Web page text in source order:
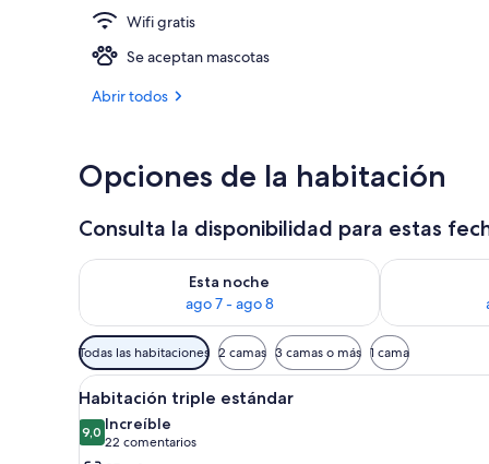
Wifi gratis
Se aceptan mascotas
Abrir todos
Opciones de la habitación
Consulta la disponibilidad para estas
Esta noche
ago 7 - ago 8
Consulta la disponibilidad para esta noche, ago 7 -
Consulta la
Filtros
disponibles
para
las
habitaciones
Todas las habitaciones 2 camas 3 camas o más 1 cama
Abrir
todas
las
Habitación de hotel con
6
Habitación triple estándar
9,09,0 de 10
Increíble
22 comentarios
(22 comentarios)